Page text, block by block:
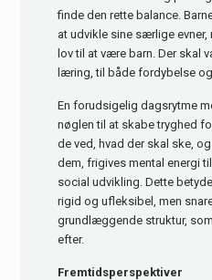
finde den rette balance.
at udvikle sine særlige
lov til at være barn. Der skal
læring, til både fordybelse
En forudsigelig dagsrytme
nøglen til at skabe tryghed
de ved, hvad der skal ske,
dem, frigives mental energi
social udvikling. Dette
rigid og ufleksibel, men
grundlæggende struktur,
efter.
Fremtidsperspektiver